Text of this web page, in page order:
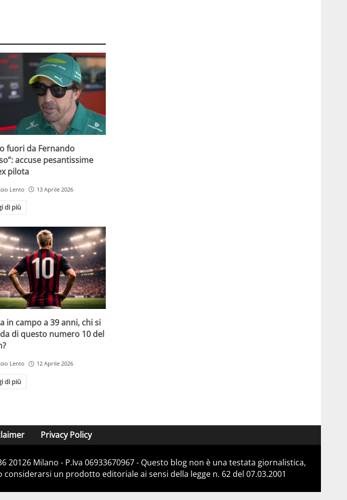
fuori da Fernando
accuse pesantissime
pilota
Lento 13 Aprile 2026
di più
in campo a 39 anni, chi si
di questo numero 10 del
Lento 12 Aprile 2026
di più
Privacy Policy
Milano - P.Iva 06933670967 - Questo blog non è una testata giornalistica,
un prodotto editoriale ai sensi della legge n. 62 del 07.03.2001